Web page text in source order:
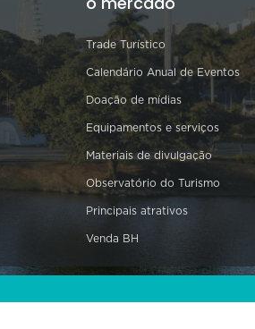
Trade Turístico
Calendário Anual de Eventos
Doação de mídias
Equipamentos e serviços
Materiais de divulgação
Observatório do Turismo
Principais atrativos
Venda BH